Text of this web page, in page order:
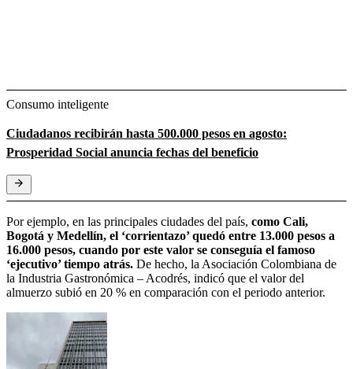
Consumo inteligente
Ciudadanos recibirán hasta 500.000 pesos en agosto:
Prosperidad Social anuncia fechas del beneficio
Por ejemplo, en las principales ciudades del país, como Cali,
Bogotá y Medellín, el ‘corrientazo’ quedó entre 13.000 pesos a
16.000 pesos, cuando por este valor se conseguía el famoso
‘ejecutivo’ tiempo atrás. De hecho, la Asociación Colombiana de
la Industria Gastronómica – Acodrés, indicó que el valor del
almuerzo subió en 20 % en comparación con el periodo anterior.